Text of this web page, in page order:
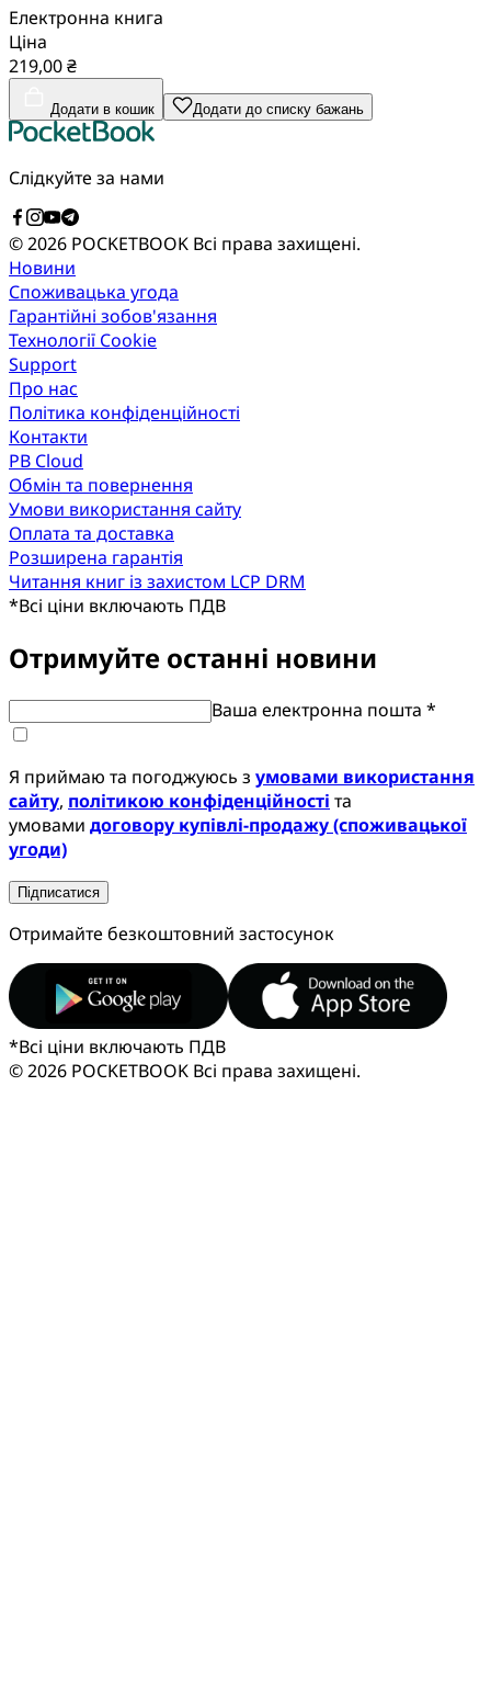
Електронна книга
Ціна
219,00 ₴
Додати в кошик Додати до списку бажань
Слідкуйте за нами
© 2026 POCKETBOOK Всі права захищені.
Новини
Споживацька угода
Гарантійні зобов'язання
Технології Cookie
Support
Про нас
Політика конфіденційності
Контакти
PB Cloud
Обмін та повернення
Умови використання сайту
Оплата та доставка
Розширена гарантія
Читання книг із захистом LCP DRM
*Всі ціни включають ПДВ
Отримуйте останні новини
Ваша електронна пошта *
Я приймаю та погоджуюсь з умовами використання
сайту, політикою конфіденційності та
умовами договору купівлі-продажу (споживацької
угоди)
Підписатися
Отримайте безкоштовний застосунок
*Всі ціни включають ПДВ
© 2026 POCKETBOOK Всі права захищені.